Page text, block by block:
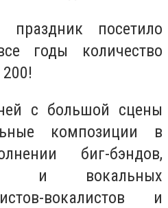
посетило
годы количество
с большой сцены
композиции в
биг-бэндов,
и вокальных
вокалистов и